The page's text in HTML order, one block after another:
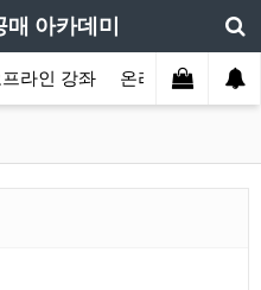
아카데미
라인 강좌 온라인 강좌 교